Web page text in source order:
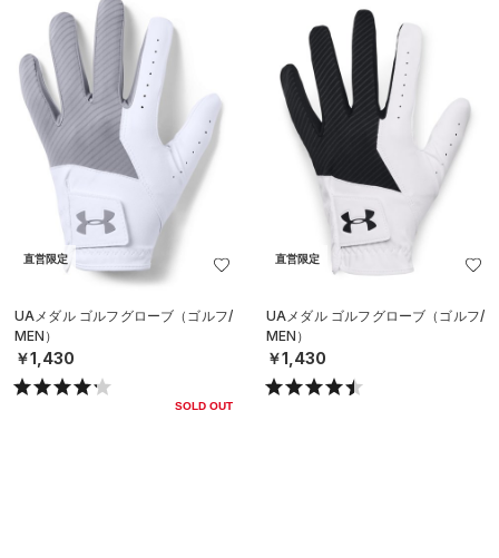
直営限定
UAメダル ゴルフグローブ（ゴルフ/
MEN）
￥1,430
SOLD OUT
直営限定
UAメダル ゴルフグローブ（ゴルフ/
MEN）
￥1,430